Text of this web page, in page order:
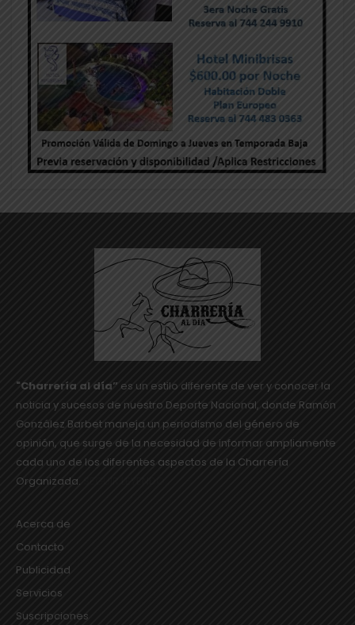
"Charrería al día” es un estilo diferente de ver y conocer la
noticia y sucesos de nuestro Deporte Nacional, donde Ramón
González Barbet maneja un periodismo del género de
opinión, que surge de la necesidad de informar ampliamente
cada uno de los diferentes aspectos de la Charrería
Organizada.
Acerca de
Contacto
Publicidad
Servicios
Suscripciones